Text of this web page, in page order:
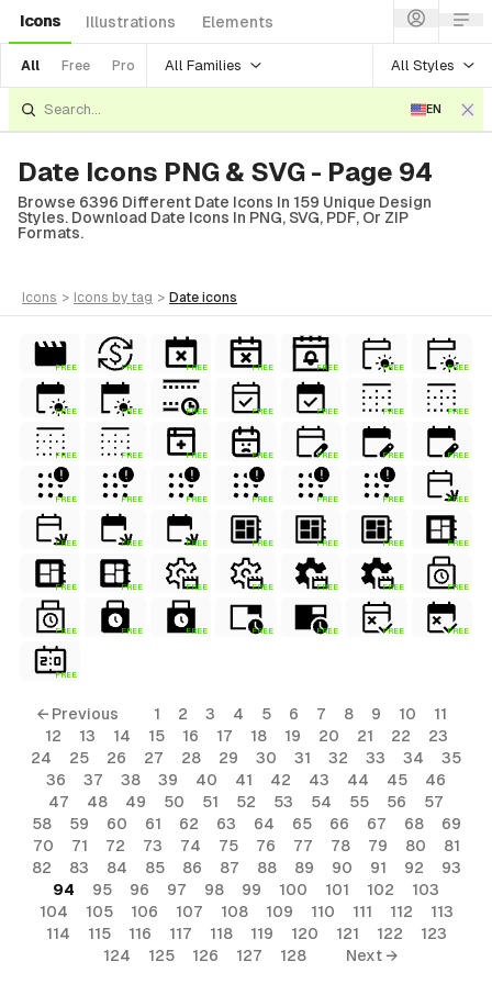
Icons Illustrations Elements
All Free Pro All Families All Styles
EN
Date Icons PNG & SVG - Page 94
Browse 6396 Different Date Icons In 159 Unique Design
Styles. Download Date Icons In PNG, SVG, PDF, Or ZIP
Formats.
icons > icons by tag > date icons
FREE FREE FREE FREE FREE FREE FREE
FREE FREE FREE FREE FREE FREE FREE
FREE FREE FREE FREE FREE FREE FREE
FREE FREE FREE FREE FREE FREE FREE
FREE FREE FREE FREE FREE FREE FREE
FREE FREE FREE FREE FREE FREE FREE
FREE FREE FREE FREE FREE FREE FREE
FREE
← Previous 1 2 3 4 5 6 7 8 9 10
11
12
13 14 15 16 17 18 19 20 21 22
23
24
25 26 27 28 29 30 31 32 33 34
35
36
37 38 39 40 41 42 43 44 45
46
47
48 49 50 51 52 53 54 55 56
57
58
59 60 61 62 63 64 65 66 67 68
69
70
71 72 73 74 75 76 77 78 79 80
81
82
83 84 85 86 87 88 89 90 91 92
93
94
95 96 97 98 99 100 101 102
103
104
105 106 107 108 109 110 111 112
113
114
115 116 117 118 119 120 121 122
123
124
125 126 127 128 Next →